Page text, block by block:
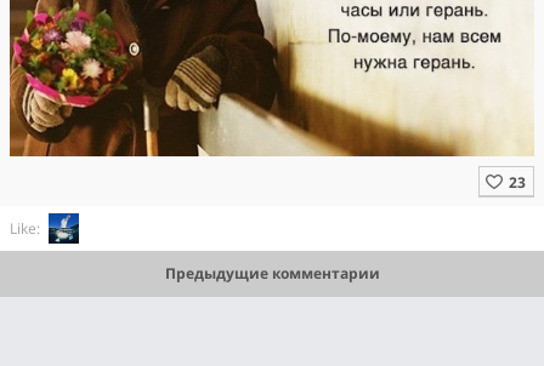
Like:
Предыдущие комментарии